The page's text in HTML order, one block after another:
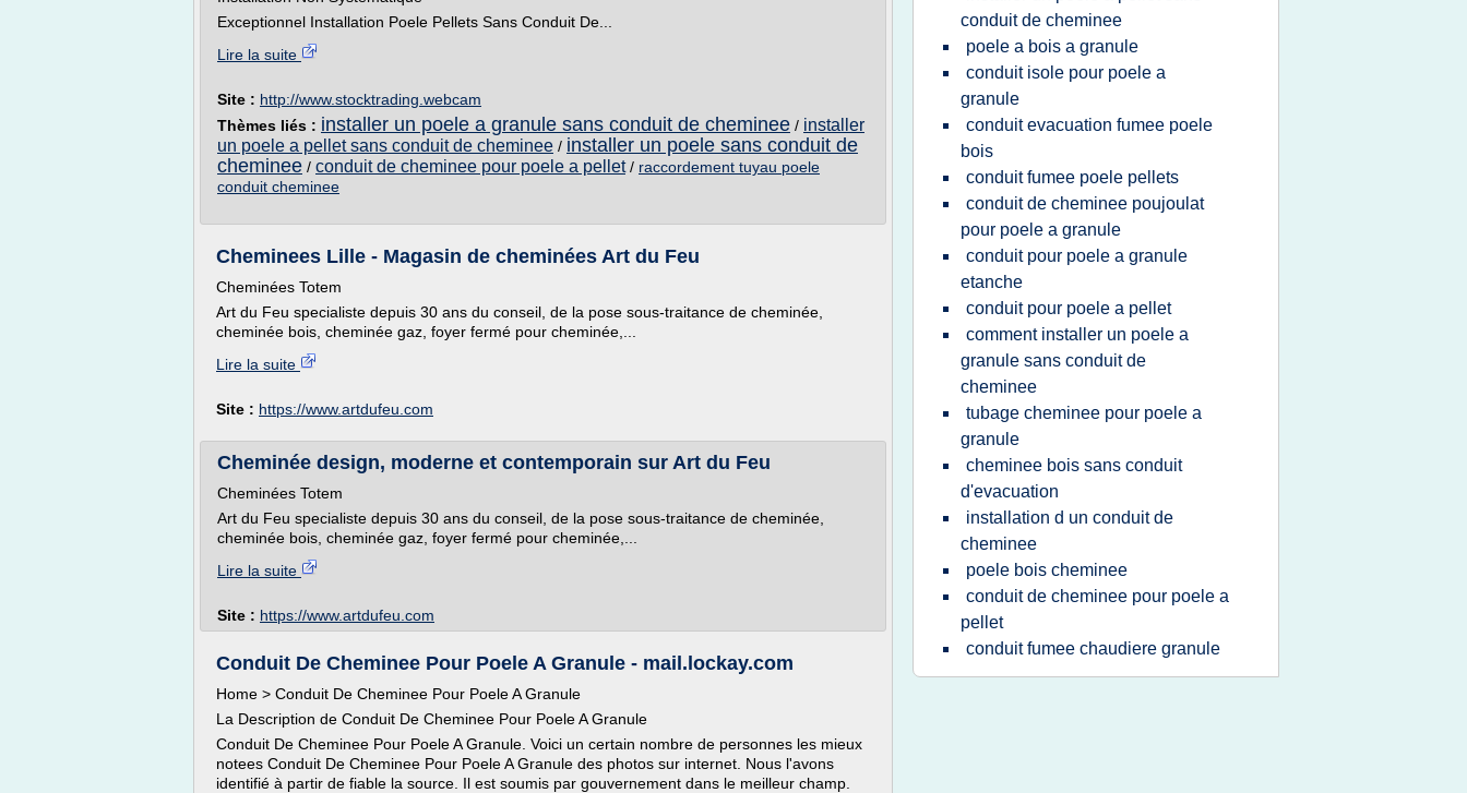
Exceptionnel Installation Poele Pellets Sans Conduit De...
Lire la suite
Site : http://www.stocktrading.webcam
Thèmes liés : installer un poele a granule sans conduit de cheminee / installer
un poele a pellet sans conduit de cheminee / installer un poele sans conduit de
cheminee / conduit de cheminee pour poele a pellet/ raccordement tuyau poele
conduit cheminee
Cheminees Lille - Magasin de cheminées Art du Feu
Cheminées Totem
Art du Feu specialiste depuis 30 ans du conseil, de la pose sous-traitance de cheminée,
cheminée bois, cheminée gaz, foyer fermé pour cheminée,...
Lire la suite
Site : https://www.artdufeu.com
Cheminée design, moderne et contemporain sur Art du Feu
Cheminées Totem
Art du Feu specialiste depuis 30 ans du conseil, de la pose sous-traitance de cheminée,
cheminée bois, cheminée gaz, foyer fermé pour cheminée,...
Lire la suite
Site : https://www.artdufeu.com
Conduit De Cheminee Pour Poele A Granule - mail.lockay.com
Home > Conduit De Cheminee Pour Poele A Granule
La Description de Conduit De Cheminee Pour Poele A Granule
Conduit De Cheminee Pour Poele A Granule. Voici un certain nombre de personnes les mieux
notees Conduit De Cheminee Pour Poele A Granule des photos sur internet. Nous l'avons
identifié à partir de fiable la source. Il est soumis par gouvernement dans le meilleur champ.
conduit de cheminee
poele a bois a granule
conduit isole pour poele a
granule
conduit evacuation fumee poele
bois
conduit fumee poele pellets
conduit de cheminee poujoulat
pour poele a granule
conduit pour poele a granule
etanche
conduit pour poele a pellet
comment installer un poele a
granule sans conduit de
cheminee
tubage cheminee pour poele a
granule
cheminee bois sans conduit
d'evacuation
installation d un conduit de
cheminee
poele bois cheminee
conduit de cheminee pour poele a
pellet
conduit fumee chaudiere granule